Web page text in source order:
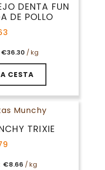
DENTA FUN
DE POLLO
€36.30 / kg
CESTA
TRIXIE
€8.66 / kg